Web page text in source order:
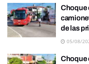
Choque
de las
05/08/
Choque